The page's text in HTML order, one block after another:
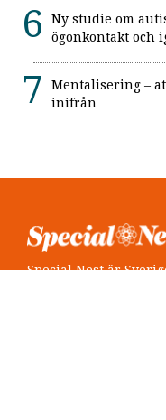
Ny studie om
ögonkontakt och
Mentalisering –
inifrån
Special Nest är